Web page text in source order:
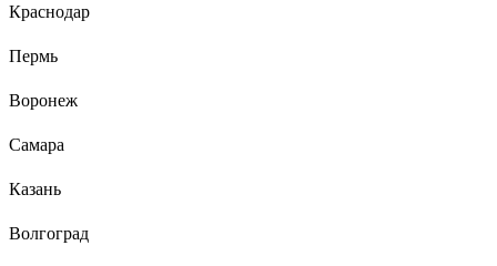
Краснодар
Пермь
Воронеж
Самара
Казань
Волгоград